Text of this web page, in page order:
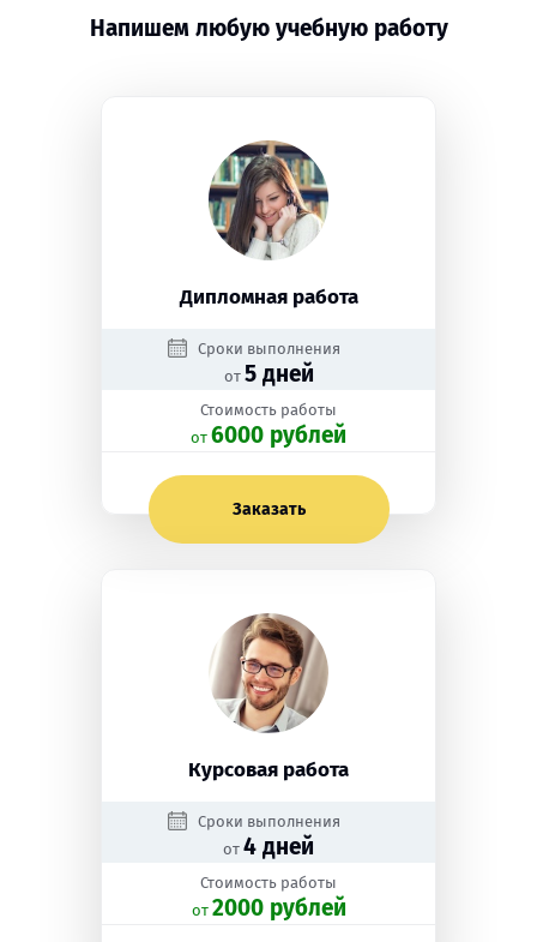
Напишем любую учебную работу
Дипломная работа
Сроки выполнения
от 5 дней
Стоимость работы
oт 6000 рублей
Заказать
Курсовая работа
Сроки выполнения
от 4 дней
Стоимость работы
oт 2000 рублей